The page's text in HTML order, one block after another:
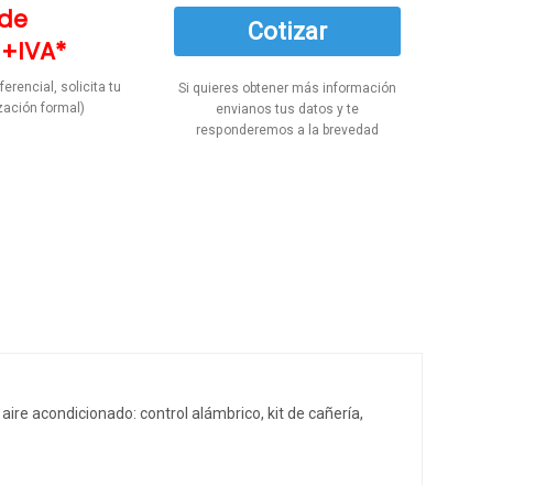
solicita tu
formal)
Cotizar
Si quieres obtener más información
envianos tus datos y te
responderemos a la brevedad
acondicionado: control alámbrico, kit de cañería,